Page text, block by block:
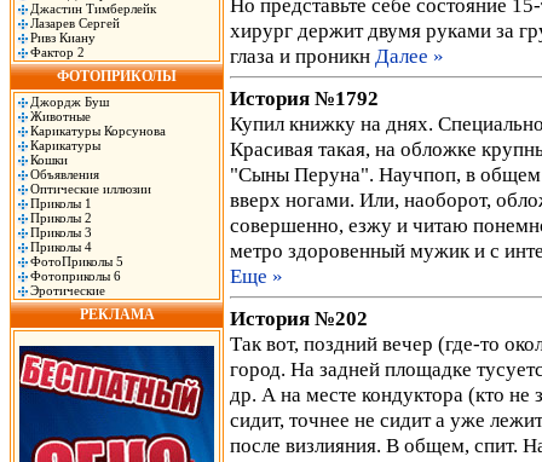
Джастин Тимберлейк
Лазарев Сергей
Ривз Киану
Фактор 2
ФОТОПРИКОЛЫ
Джордж Буш
Животные
Карикатуры Корсунова
Карикатуры
Кошки
Объявления
Оптические иллюзии
Приколы 1
Приколы 2
Приколы 3
Приколы 4
ФотоПриколы 5
Фотоприколы 6
Эротические
РЕКЛАМА
Но представьте себе состояние
хирург держит двумя руками за
глаза и проникн Далее »
История №1792
Купил книжку на днях.
Красивая такая, на обложке
"Сыны Перуна". Научпоп, в общем.
вверх ногами. Или, наоборот,
совершенно, езжу и читаю
метро здоровенный мужик и с
Еще »
История №202
Так вот, поздний вечер (где-то
город. На задней площадке
др. А на месте кондуктора (кто не
сидит, точнее не сидит а уже
после визлияния. В общем, спит.